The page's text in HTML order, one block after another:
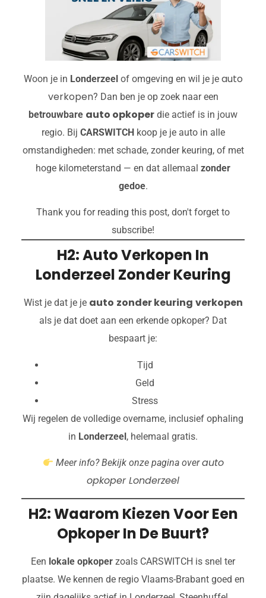
Woon je in Londerzeelof omgeving en wil je je auto
verkopen? Dan ben je op zoek naar een
betrouwbare auto opkoper die actief is in jouw
regio. Bij CARSWITCHkoop je je auto in alle
omstandigheden: met schade, zonder keuring, of met
hoge kilometerstand — en dat allemaal zonder
gedoe.
Thank you for reading this post, don't forget to
subscribe!
H2: Auto Verkopen In
Londerzeel Zonder Keuring
Wist je dat je je auto zonder keuring verkopen
als je dat doet aan een erkende opkoper? Dat
bespaart je:
Tijd
Geld
Stress
Wij regelen de volledige overname, inclusief ophaling
in Londerzeel, helemaal gratis.
Meer info? Bekijk onze pagina overauto
opkoper Londerzeel
H2: Waarom Kiezen Voor Een
Opkoper In De Buurt?
Een lokale opkoper zoals CARSWITCH is snel ter
plaatse. We kennen de regio Vlaams-Brabant goed en